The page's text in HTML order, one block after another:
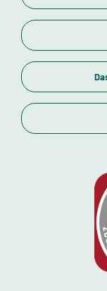
Themenübersicht
Standorte